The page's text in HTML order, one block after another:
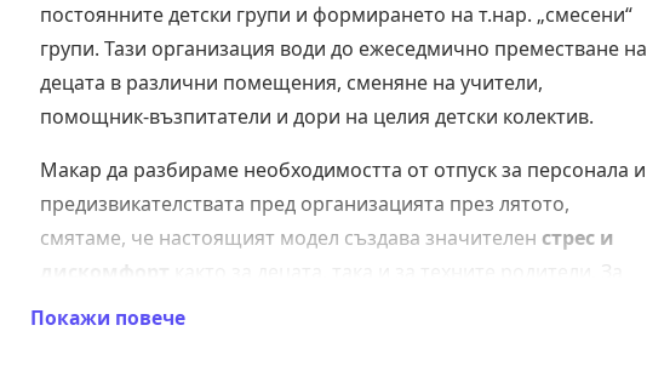
постоянните детски групи и формирането на т.нар. „смесени“
групи. Тази организация води до ежеседмично преместване на
децата в различни помещения, сменяне на учители,
помощник-възпитатели и дори на целия детски колектив.
Макар да разбираме необходимостта от отпуск за персонала и
предизвикателствата пред организацията през лятото,
смятаме, че настоящият модел създава значителен стрес и
дискомфорт
както за децата, така и за техните родители. За
малките деца, които се нуждаят от стабилност и предвидимост,
Покажи повече